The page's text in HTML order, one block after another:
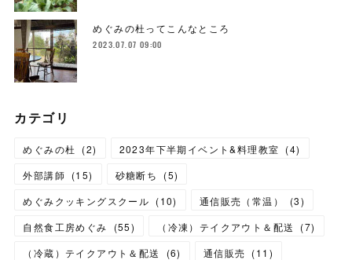
めぐみの杜ってこんなところ
2023.07.07 09:00
カテゴリ
めぐみの杜 (2) 2023年下半期イベント&料理教室 (4)
外部講師 (15) 砂糖断ち (5)
めぐみクッキングスクール (10) 通信販売（常温） (3)
自然食工房めぐみ
(55) （冷凍）テイクアウト＆配送 (7)
（冷蔵）テイクアウト＆配送
(6) 通信販売 (11 )